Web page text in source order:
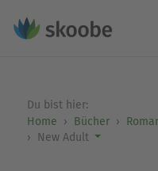
Du bist hier:
Home
Bücher
New Adult